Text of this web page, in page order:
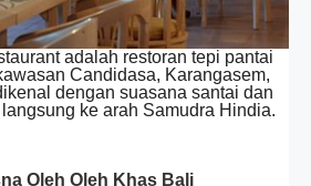
adalah restoran tepi pantai
Candidasa, Karangasem,
dengan suasana santai dan
ke arah Samudra Hindia.
Oleh Oleh Khas Bali